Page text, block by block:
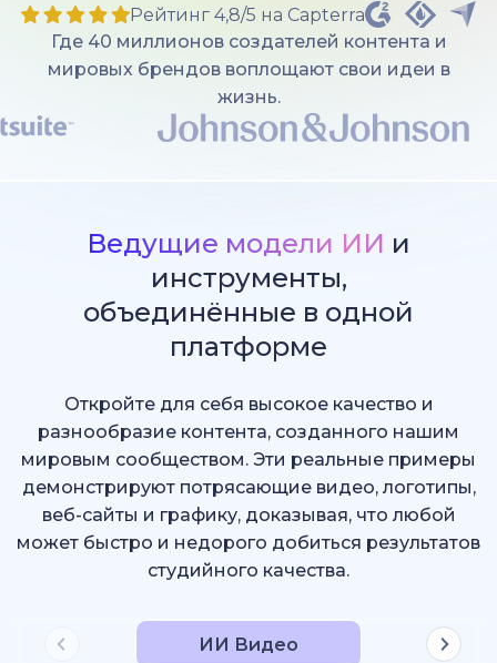
Рейтинг 4,8/5 на Capterra
Где 40 миллионов создателей контента и
мировых брендов воплощают свои идеи в
жизнь.
Ведущие модели ИИ и
инструменты,
объединённые в одной
платформе
Откройте для себя высокое качество и
разнообразие контента, созданного нашим
мировым сообществом. Эти реальные примеры
демонстрируют потрясающие видео, логотипы,
веб-сайты и графику, доказывая, что любой
может быстро и недорого добиться результатов
студийного качества.
ИИ Видео